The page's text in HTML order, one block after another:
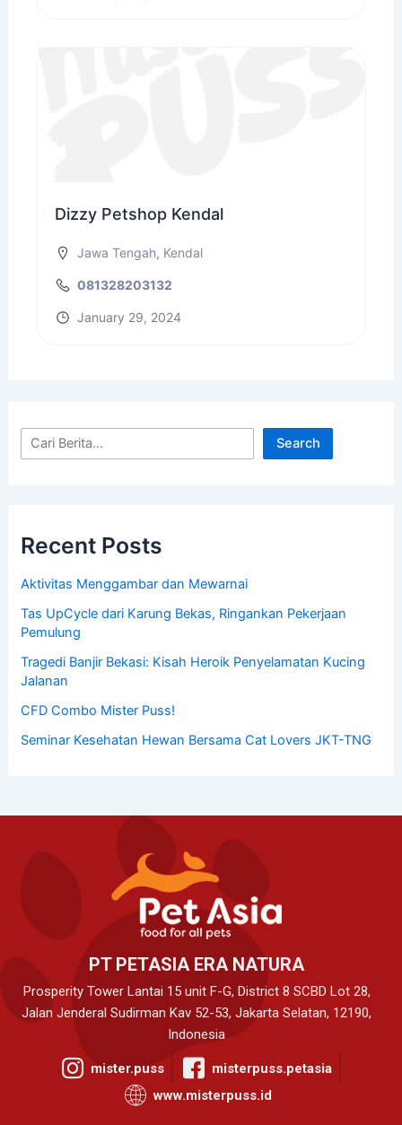
Dizzy Petshop Kendal
Jawa Tengah, Kendal
081328203132
January 29, 2024
Search
Recent Posts
Aktivitas Menggambar dan Mewarnai
Tas UpCycle dari Karung Bekas, Ringankan Pekerjaan
Pemulung
Tragedi Banjir Bekasi: Kisah Heroik Penyelamatan Kucing
Jalanan
CFD Combo Mister Puss!
Seminar Kesehatan Hewan Bersama Cat Lovers JKT-TNG
PT PETASIA ERA NATURA
Prosperity Tower Lantai 15 unit F-G, District 8 SCBD Lot 28,
Jalan Jenderal Sudirman Kav 52-53, Jakarta Selatan, 12190,
Indonesia
mister.puss
misterpuss.petasia
www.misterpuss.id